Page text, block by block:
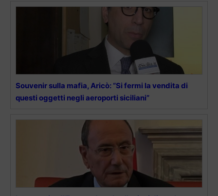
Souvenir sulla mafia, Aricò: “Si fermi la vendita di
questi oggetti negli aeroporti siciliani”